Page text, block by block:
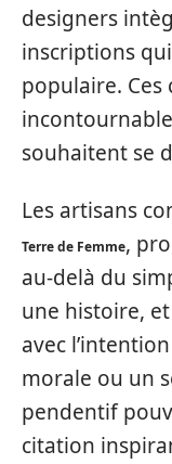
designers
inscriptions
populaire. Ces
souhaitent se
Les artisans
Terre de Femme,
au-delà du
une histoire,
avec
morale ou un
pendentif
citation